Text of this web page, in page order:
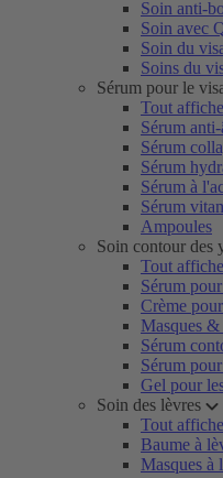
Soin anti-
Soin avec
Soin du
Soins du
Sérum pour le
Tout
Sérum
Sérum
Sérum
Sérum à
Sérum
Ampoules
Soin contour des
Tout
Sérum
Crème
Masques
Sérum
Sérum
Gel pour
Soin des lèvres
Tout
Baume à
Masques à